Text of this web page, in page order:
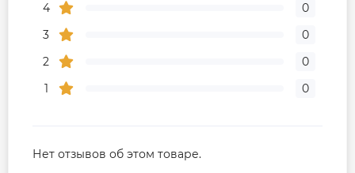
4
0
3
0
2
0
1
0
Нет отзывов об этом товаре.